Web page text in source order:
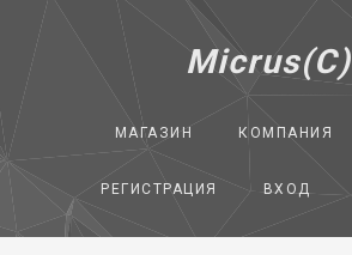
Micrus(C)
МАГАЗИН КОМПАНИЯ
РЕГИСТРАЦИЯ ВХОД